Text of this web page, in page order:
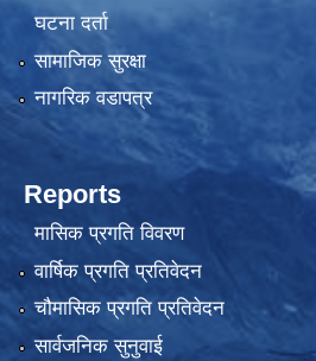
घटना दर्ता
सामाजिक सुरक्षा
नागरिक वडापत्र
Reports
मासिक प्रगति विवरण
वार्षिक प्रगति प्रतिवेदन
चौमासिक प्रगति प्रतिवेदन
सार्वजनिक सुनुवाई